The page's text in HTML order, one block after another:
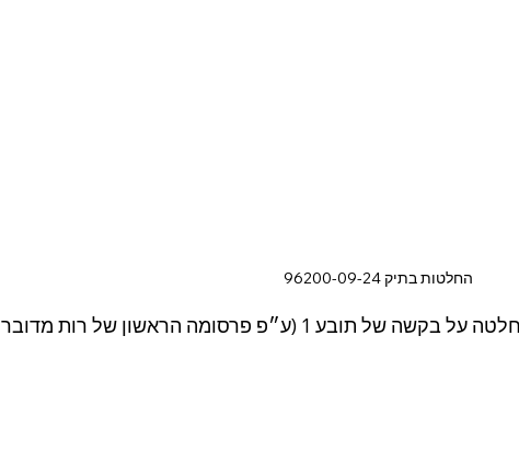
החלטות בתיק 96200-09-24
בתאריך 05.02.2025 התקבלה החלטה על בקשה של תובע 1 (ע״פ פרסומה הראשון של רות מדובר